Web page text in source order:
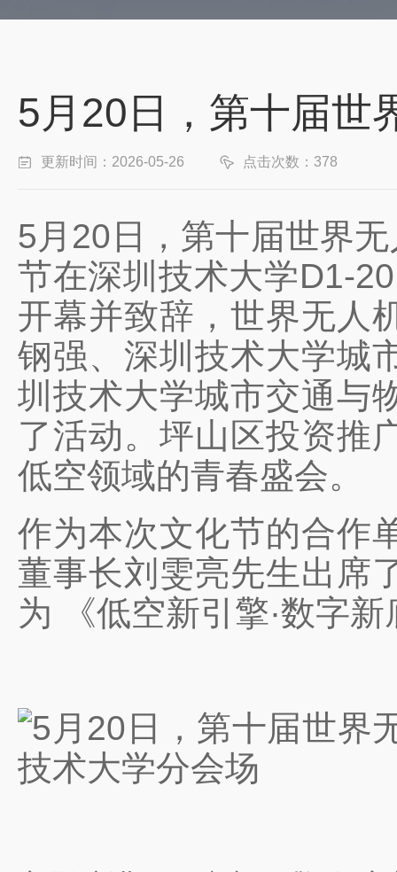
5月20日，第十届世
更新时间：2026-05-26 点击次数：378
5月20日，第十届世界
节在深圳技术大学D1-
开幕并致辞，世界无人
钢强、深圳技术大学城
圳技术大学城市交通与
了活动。坪山区投资推
低空领域的青春盛会。
作为本次文化节的合作
董事长刘雯亮先生出席
为 《低空新引擎·数字